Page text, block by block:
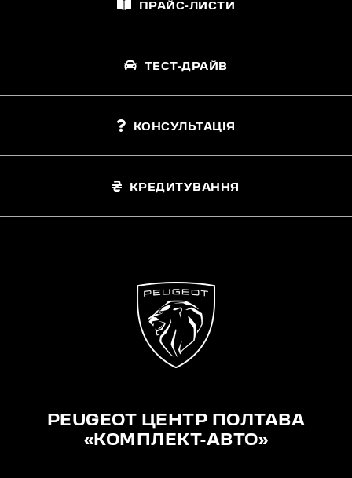
ПРАЙС-ЛИСТИ
ТЕСТ-ДРАЙВ
КОНСУЛЬТАЦІЯ
КРЕДИТУВАННЯ
PEUGEOT ЦЕНТР ПОЛТАВА
«КОМПЛЕКТ-АВТО»